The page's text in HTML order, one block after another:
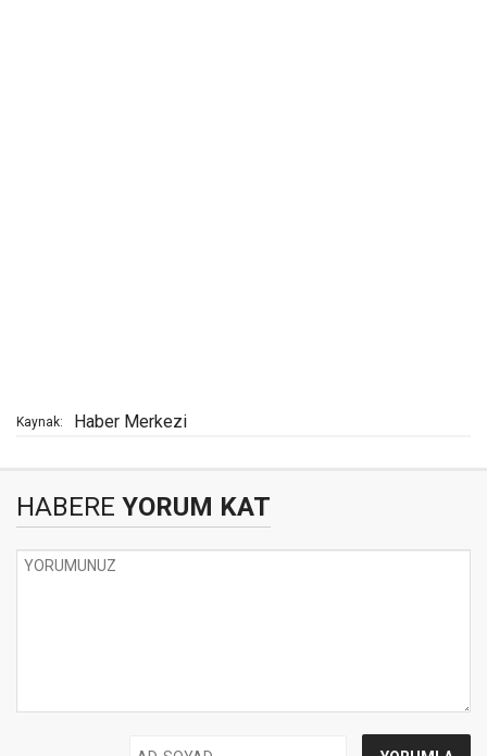
Kaynak: Haber Merkezi
HABERE YORUM KAT